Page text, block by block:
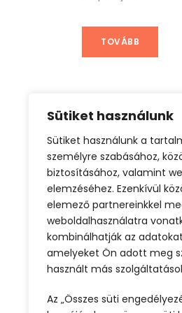
Sütiket használunk
Sütiket használunk a
személyre szabásához,
biztosításához, valamint
elemzéséhez. Ezenkívül
elemező partnereinkkel
weboldalhasználatra
kombinálhatják az
amelyeket Ön adott meg
használt más
Az „Összes süti
TOVÁBB
Olcsó repjegyek